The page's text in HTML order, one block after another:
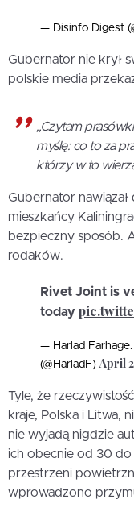
— Disinfo Digest
Gubernator nie krył
polskie media
„Czytam
myślę: co to za
którzy w to
Gubernator
mieszkańcy
bezpieczny sposób.
rodaków.
Rivet Joint is
today
— Harlad
(@HarladF)April
Tyle, że
kraje, Polska i Litwa,
nie wyjadą nigdzie
ich obecnie od 30
przestrzeni
wprowadzono